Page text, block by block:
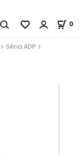
0
Séria ADP